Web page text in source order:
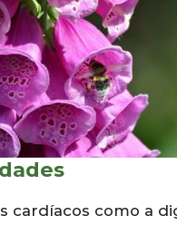
cardíacos como a